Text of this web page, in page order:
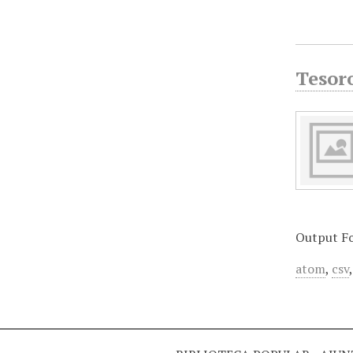
Output
atom, csv,